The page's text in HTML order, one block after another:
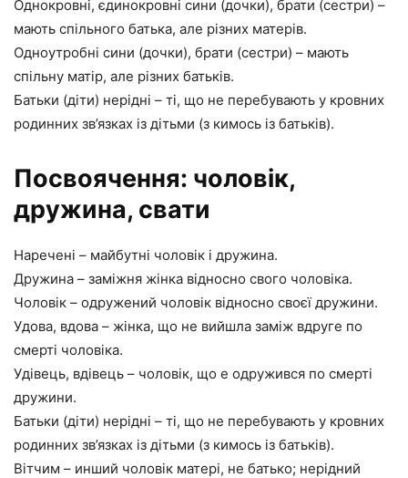
Однокровні, єдинокровні сини (дочки), брати (сестри) –
мають спільного батька, але різних матерів.
Одноутробні сини (дочки), брати (сестри) – мають
спільну матір, але різних батьків.
Батьки (діти) нерідні – ті, що не перебувають у кровних
родинних зв’язках із дітьми (з кимось із батьків).
Посвоячення: чоловік,
дружина, свати
Наречені – майбутні чоловік і дружина.
Дружина – заміжня жінка відносно свого чоловіка.
Чоловік – одружений чоловік відносно своєї дружини.
Удова, вдова – жінка, що не вийшла заміж вдруге по
смерті чоловіка.
Удівець, вдівець – чоловік, що е одружився по смерті
дружини.
Батьки (діти) нерідні – ті, що не перебувають у кровних
родинних зв’язках із дітьми (з кимось із батьків).
Вітчим – инший чоловік матері, не батько; нерідний